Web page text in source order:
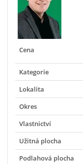
Cena
Kategorie
Lokalita
Okres
Vlastnictví
Užitná plocha
Podlahová plocha